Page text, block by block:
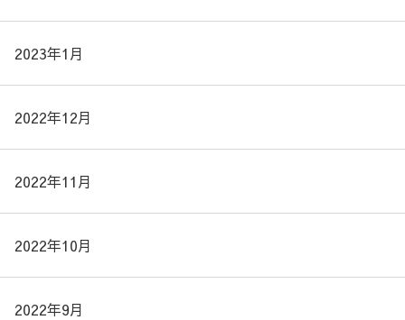
2023年1月
2022年12月
2022年11月
2022年10月
2022年9月